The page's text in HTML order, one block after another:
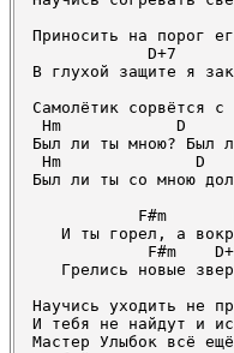
Приносить на порог
            D+7
В глухой защите я
Самолётик сорвётся
Hm            D
Был ли ты мною? Был
Hm              D
Был ли ты со мною
F#m
И ты горел, а
F#m
Грелись новые
Научись уходить не
И тебя не найдут и
Мастер Улыбок всё